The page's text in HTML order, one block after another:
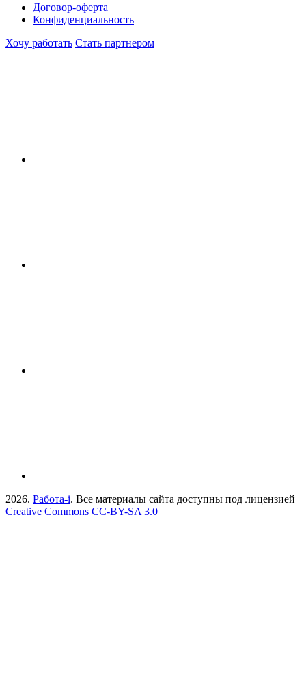
Договор-оферта
Конфиденциальность
Хочу работать Стать партнером
2026. Работа-i. Все материалы сайта доступны под лицензией
Creative Commons СС-BY-SA 3.0